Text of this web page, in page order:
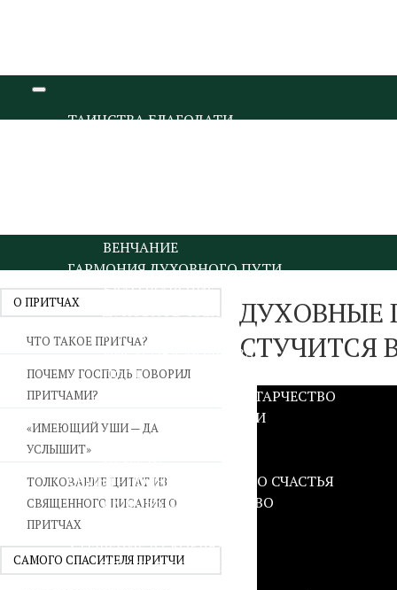
ТАИНСТВА БЛАГОДАТИ
ВЕНЧАНИЕ
ГАРМОНИЯ ДУХОВНОГО ПУТИ
БЛАГОДАРЕНИЕ
ДУХОВНОЕ ЧТЕНИЕ
МОЛИТВА
ИИСУСОВА МОЛИТВА
ПОСТ
ДУХОВНИЧЕСТВО И СТАРЧЕСТВО
ВОЙНА СО СТРАСТЯМИ
СВЯТЫНИ В ДОМЕ
ПРИТЧИ
СЕМЬЯ - ПОЛНОТА ЗЕМНОГО СЧАСТЬЯ
ЛЮБОВЬ СУПРУЖЕСТВО
УТЕШЕНИЕ В СКОРБЯХ
УТОЛИ МОИ ПЕЧАЛИ
О ПРИТЧАХ
ЧТО ТАКОЕ ПРИТЧА?
ПОЧЕМУ ГОСПОДЬ ГОВОРИЛ
ПРИТЧАМИ?
«ИМЕЮЩИЙ УШИ — ДА
УСЛЫШИТ»
ТОЛКОВАНИЕ ЦИТАТ ИЗ
СВЯЩЕННОГО ПИСАНИЯ О
ПРИТЧАХ
САМОГО СПАСИТЕЛЯ ПРИТЧИ
ДУХОВНЫЕ
СТУЧИТСЯ